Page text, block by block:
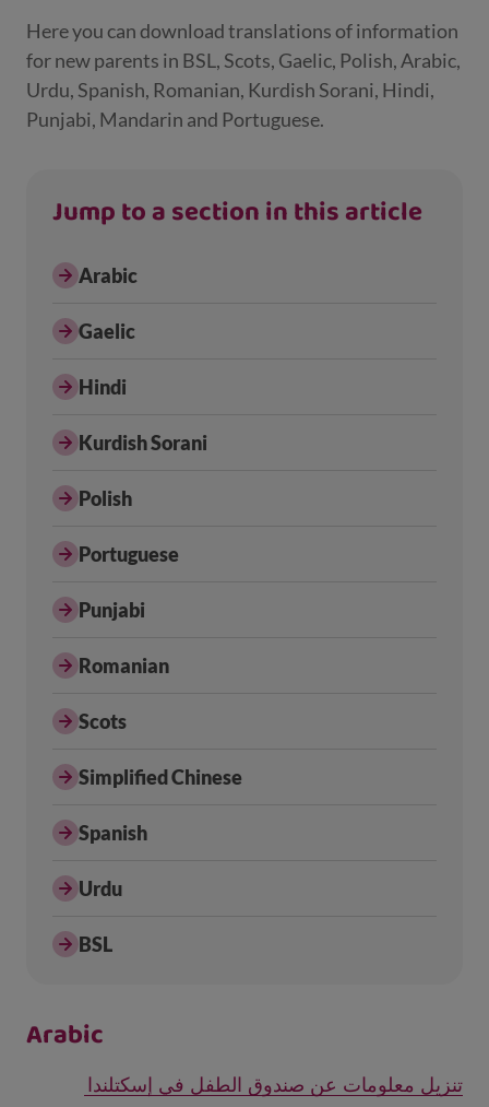
Here you can download translations of information
for new parents in BSL, Scots, Gaelic, Polish, Arabic,
Urdu, Spanish, Romanian, Kurdish Sorani, Hindi,
Punjabi, Mandarin and Portuguese.
Jump to a section in this article
Arabic
Gaelic
Hindi
Kurdish Sorani
Polish
Portuguese
Punjabi
Romanian
Scots
Simplified Chinese
Spanish
Urdu
BSL
Arabic
تنزيل معلومات عن صندوق الطفل في إسكتلندا